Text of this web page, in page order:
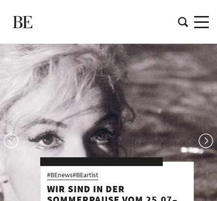
#BEduesseldorf
ART FROM WAR TO WAR:
CHASING BUTTERFLIES ON
THE VERGE OF A CLIFF
Düsseldorf